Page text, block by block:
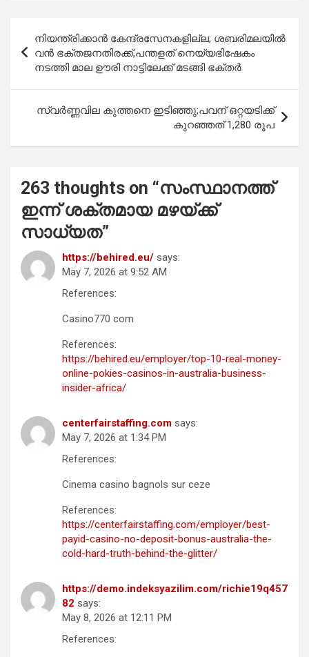
ce
b
o
o
k
at
s
A
p
p
tt
er
ail ar
e
Post
navigation
നിയന്ത്രിക്കാൻ കേന്ദ്രസേനകളില്ല; ശബരിമലയിൽ
വൻ ഭക്തജനതിരക്ക്,പന്തളത് നെയ്യഭിഷേകം
നടത്തി മാല ഊരി നാട്ടിലേക്ക് മടങ്ങി ഭക്തർ
സ്വർണ്ണവില കുത്തനെ ഇടിഞ്ഞു;പവന് ഒറ്റയടിക്ക്
കുറഞ്ഞത് 1,280 രൂപ
263 thoughts on “സംസ്ഥാനത്ത്
ഇന്ന് ശക്തമായ മഴയ്ക്ക്
സാധ്യത”
https://behired.eu/ says:
May 7, 2026 at 9:52 AM
References:
Casino770 com
References:
https://behired.eu/employer/top-10-real-money-
online-pokies-casinos-in-australia-business-
insider-africa/
centerfairstaffing.com says:
May 7, 2026 at 1:34 PM
References:
Cinema casino bagnols sur ceze
References:
https://centerfairstaffing.com/employer/best-
payid-casino-no-deposit-bonus-australia-the-
cold-hard-truth-behind-the-glitter/
https://demo.indeksyazilim.com/richie19q457
82 says:
May 8, 2026 at 12:11 PM
References: